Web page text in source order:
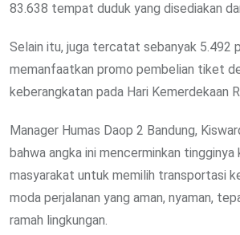
83.638 tempat duduk yang disediakan
Selain itu, juga tercatat sebanyak 5.492
memanfaatkan promo pembelian tiket
keberangkatan pada Hari Kemerdekaan
Manager Humas Daop 2 Bandung,
bahwa angka ini mencerminkan tingginya
masyarakat untuk memilih transportasi
moda perjalanan yang aman, nyaman,
ramah lingkungan.